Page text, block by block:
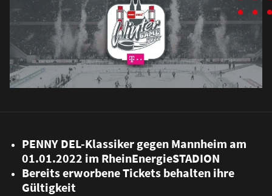
PENNY DEL-Klassiker gegen Mannheim am
01.01.2022 im RheinEnergieSTADION
Bereits erworbene Tickets behalten ihre
Gültigkeit